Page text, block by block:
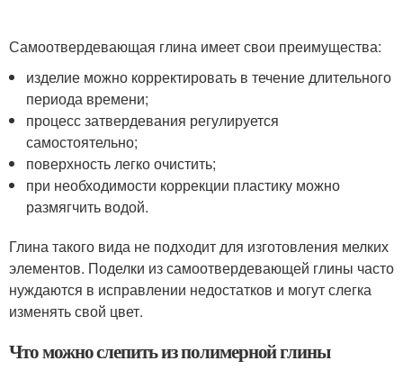
Самоотвердевающая глина имеет свои преимущества:
изделие можно корректировать в течение длительного
периода времени;
процесс затвердевания регулируется
самостоятельно;
поверхность легко очистить;
при необходимости коррекции пластику можно
размягчить водой.
Глина такого вида не подходит для изготовления мелких
элементов. Поделки из самоотвердевающей глины часто
нуждаются в исправлении недостатков и могут слегка
изменять свой цвет.
Что можно слепить из полимерной глины